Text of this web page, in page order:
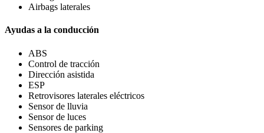
Airbags laterales
Ayudas a la conducción
ABS
Control de tracción
Dirección asistida
ESP
Retrovisores laterales eléctricos
Sensor de lluvia
Sensor de luces
Sensores de parking